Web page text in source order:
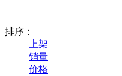
排序：
上架
销量
价格